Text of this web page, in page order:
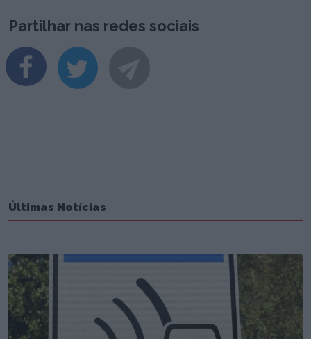
Partilhar nas redes sociais
Últimas Notícias